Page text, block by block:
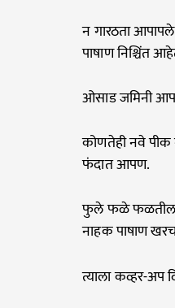
न गारठता
पाषाण निश्चिंत
ओसाड जमिनी
कोणतेही नवे पीक
फंदात आपण.
फुले फळे
नाहक पाषाण
त्याला कव्हर-अप